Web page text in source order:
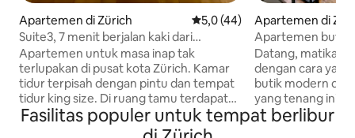
Apartemen di Zürich Nilai rata-rata 5,0 dari 5, 44
5,0 (44)
Suite3, 7 menit berjalan kaki dari
Operahouse.
Apartemen untuk masa inap tak
terlupakan di pusat kota Zürich. Kamar
tidur terpisah dengan pintu dan tempat
tidur king size. Di ruang tamu terdapat
sofa bed queen size untuk 2 orang dan
sofa bed kecil lainnya untuk 1 orang.
Apartemen di
Apartemen butik
balkon di lokasi
Datang, matikan
dengan cara
butik modern
yang tenang ini
inap yang lebih
Fasilitas populer untuk tempat berlibur